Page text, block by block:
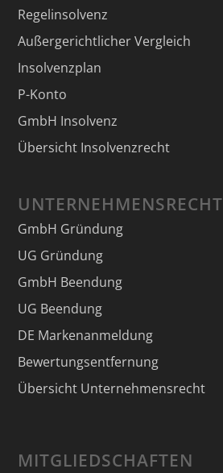
Regelinsolvenz
Außergerichtlicher Vergleich
Insolvenzplan
P-Konto
GmbH Insolvenz
Übersicht Insolvenzrecht
UNTERNEHMENSRECHT
GmbH Gründung
UG Gründung
GmbH Beendung
UG Beendung
DE Markenanmeldung
Bewertungsentfernung
Übersicht Unternehmensrecht
MITGLIEDSCHAFTEN